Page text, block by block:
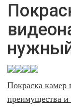
Покраска камер
преимущества и